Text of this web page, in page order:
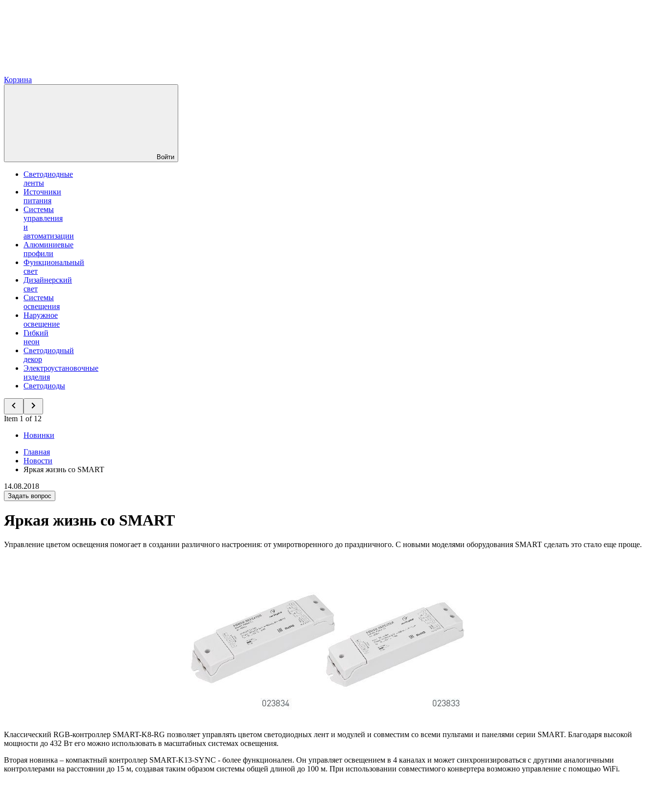
Корзина
Войти
Светодиодные
ленты
Источники
питания
Системы
управления
и
автоматизации
Алюминиевые
профили
Функциональный
свет
Дизайнерский
свет
Системы
освещения
Наружное
освещение
Гибкий
неон
Светодиодный
декор
Электроустановочные
изделия
Светодиоды
Item 1 of 12
Новинки
Главная
Новости
Яркая жизнь со SMART
14.08.2018
Задать вопрос
Яркая жизнь со SMART
Управление цветом освещения помогает в создании различного настроения: от умиротворенного до праздничного. С новыми моделями оборудования SMART сделать это стало еще проще.
Классический RGB-контроллер SMART-K8-RG позволяет управлять цветом светодиодных лент и модулей и совместим со всеми пультами и панелями серии SMART. Благодаря высокой
мощности до 432 Вт его можно использовать в масштабных системах освещения.
Вторая новинка – компактный контроллер SMART-K13-SYNC - более функционален. Он управляет освещением в 4 каналах и может синхронизироваться с другими аналогичными
контроллерами на расстоянии до 15 м, создавая таким образом системы общей длиной до 100 м. При использовании совместимого конвертера возможно управление с помощью WiFi.